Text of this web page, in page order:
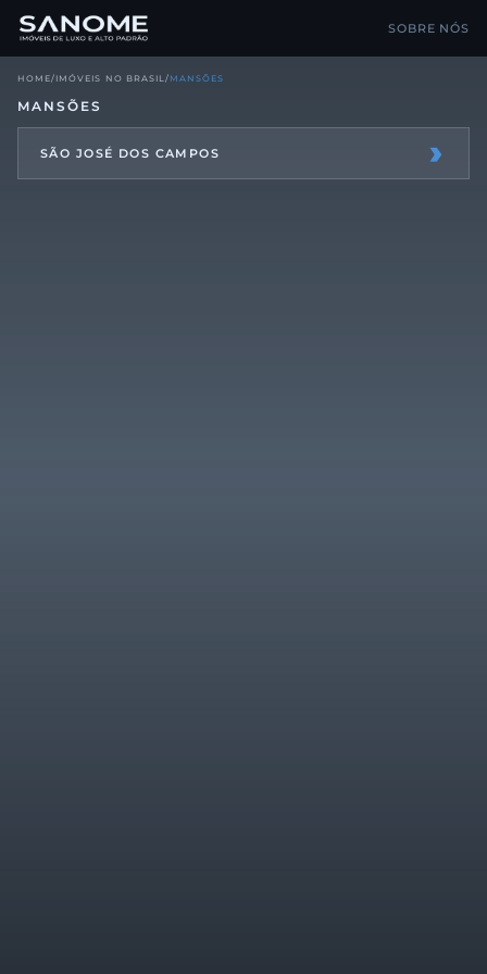
SOBRE NÓS
HOME/ IMÓVEIS NO BRASIL/ MANSÕES
MANSÕES
SÃO JOSÉ DOS CAMPOS ›